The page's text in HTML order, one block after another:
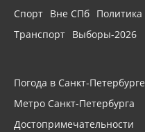
Спорт Вне СПб Политика
Транспорт Выборы-2026
Погода в Санкт-Петербурге
Метро Санкт-Петербурга
Достопримечательности